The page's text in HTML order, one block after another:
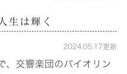
生は輝く
2024.05.17更新
、交響楽団のバイオリン